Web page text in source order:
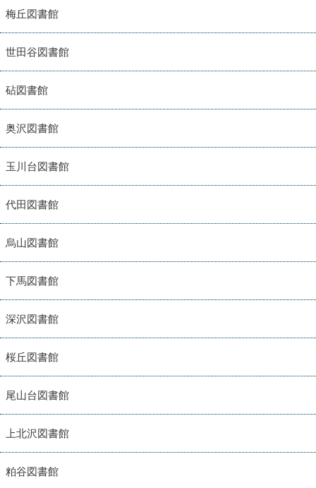
梅丘図書館
世田谷図書館
砧図書館
奥沢図書館
玉川台図書館
代田図書館
烏山図書館
下馬図書館
深沢図書館
桜丘図書館
尾山台図書館
上北沢図書館
粕谷図書館